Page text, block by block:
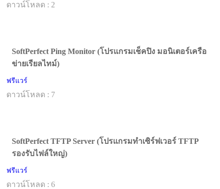
ดาวน์โหลด : 2
SoftPerfect Ping Monitor (โปรแกรมเช็คปิง มอนิเตอร์เครือ
ข่ายเรียลไทม์)
ฟรีแวร์
ดาวน์โหลด : 7
SoftPerfect TFTP Server (โปรแกรมทำเซิร์ฟเวอร์ TFTP
รองรับไฟล์ใหญ่)
ฟรีแวร์
ดาวน์โหลด : 6